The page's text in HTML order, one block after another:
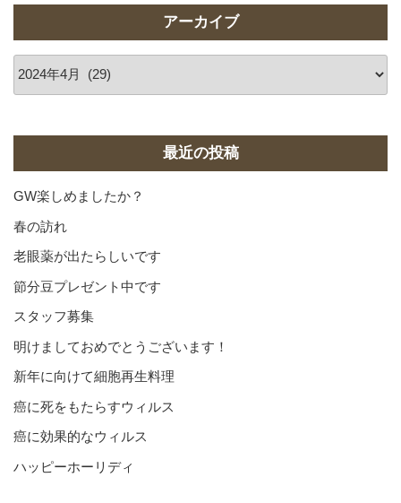
アーカイブ
最近の投稿
GW楽しめましたか？
春の訪れ
老眼薬が出たらしいです
節分豆プレゼント中です
スタッフ募集
明けましておめでとうございます！
新年に向けて細胞再生料理
癌に死をもたらすウィルス
癌に効果的なウィルス
ハッピーホーリディ